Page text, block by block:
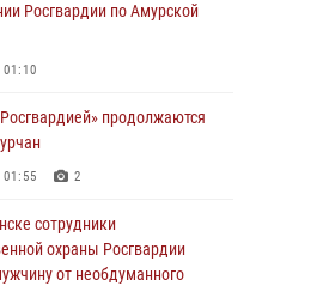
охраны
службу в подразделения
Управления Росгвардии
Росгвардии по Амурской
продолжаются
2
сотрудники
охраны Росгвардии
от необдуманного